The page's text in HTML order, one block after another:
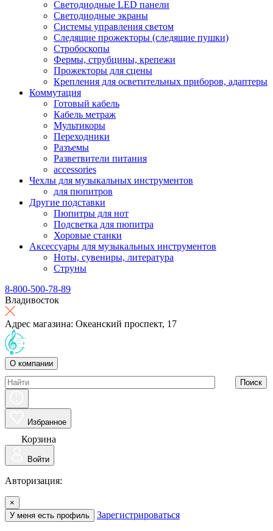
Светодиодные LED панели
Светодиодные экраны
Системы управления светом
Следящие прожекторы (следящие пушки)
Стробоскопы
Фермы, струбцины, крепежи
Прожекторы для сцены
Крепления для осветительных приборов, адаптеры
Коммутация
Готовый кабель
Кабель метраж
Мультикоры
Переходники
Разъемы
Разветвители питания
accessories
Чехлы для музыкальных инструментов
для пюпитров
Другие подставки
Пюпитры для нот
Подсветка для пюпитра
Хоровые станки
Аксессуары для музыкальных инструментов
Ноты, сувениры, литература
Струны
8-800-500-78-89
Владивосток
Адрес магазина: Океанский проспект, 17
О компании
Поиск
Избранное
Корзина
Войти
Авторизация:
×
У меня есть профиль
Зарегистрироваться